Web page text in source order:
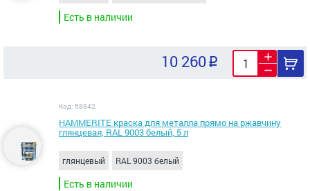
Есть в наличии
10 260
Код: 58842
HAMMERITE краска для металла прямо на ржавчину
глянцевая, RAL 9003 белый, 5 л
глянцевый RAL 9003 белый
Есть в наличии